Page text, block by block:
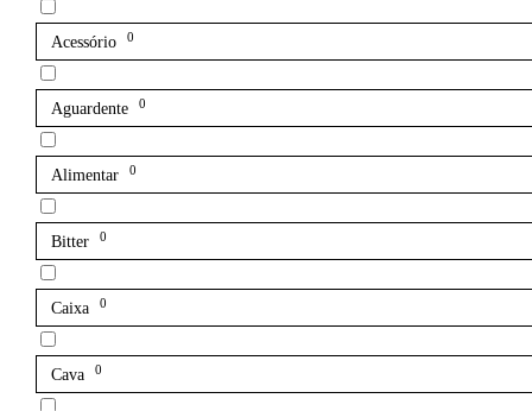
Acessório 0
Aguardente 0
Alimentar 0
Bitter 0
Caixa 0
Cava 0